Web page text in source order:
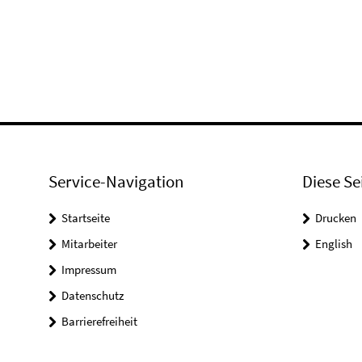
Service-Navigation
Startseite
Mitarbeiter
Impressum
Datenschutz
Barrierefreiheit
Diese
Drucken
English